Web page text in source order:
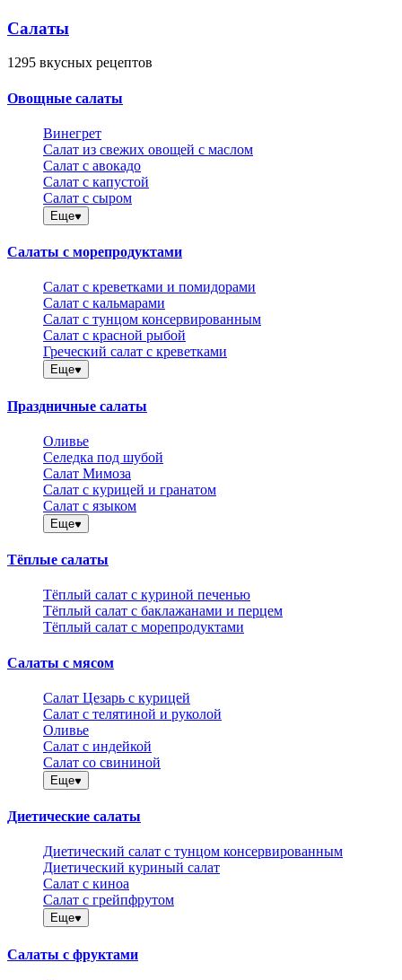
Салаты
1295 вкусных рецептов
Овощные салаты
Винегрет
Салат из свежих овощей с маслом
Салат с авокадо
Салат с капустой
Салат с сыром
Еще
Салаты с морепродуктами
Салат с креветками и помидорами
Салат с кальмарами
Салат с тунцом консервированным
Салат с красной рыбой
Греческий салат с креветками
Еще
Праздничные салаты
Оливье
Селедка под шубой
Салат Мимоза
Салат с курицей и гранатом
Салат с языком
Еще
Тёплые салаты
Тёплый салат с куриной печенью
Тёплый салат с баклажанами и перцем
Тёплый салат с морепродуктами
Салаты с мясом
Салат Цезарь с курицей
Салат с телятиной и руколой
Оливье
Салат с индейкой
Салат со свининой
Еще
Диетические салаты
Диетический салат с тунцом консервированным
Диетический куриный салат
Салат с киноа
Салат с грейпфрутом
Еще
Салаты с фруктами